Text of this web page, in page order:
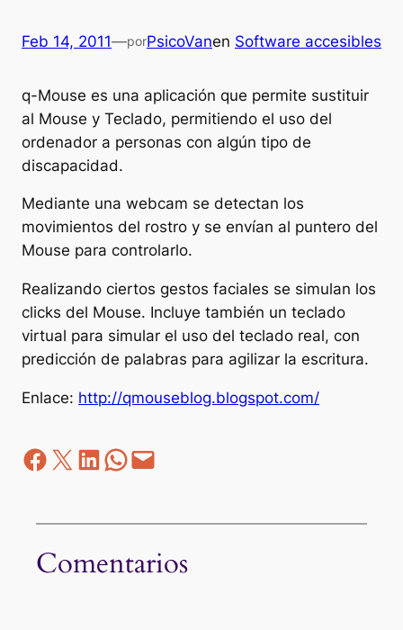
Feb 14, 2011—porPsicoVanen Software accesibles
q-Mouse es una aplicación que permite sustituir
al Mouse y Teclado, permitiendo el uso del
ordenador a personas con algún tipo de
discapacidad.
Mediante una webcam se detectan los
movimientos del rostro y se envían al puntero del
Mouse para controlarlo.
Realizando ciertos gestos faciales se simulan los
clicks del Mouse. Incluye también un teclado
virtual para simular el uso del teclado real, con
predicción de palabras para agilizar la escritura.
Enlace: http://qmouseblog.blogspot.com/
Facebook
Z LinkedIn
WhatsApp
correo electrónico
Comentarios